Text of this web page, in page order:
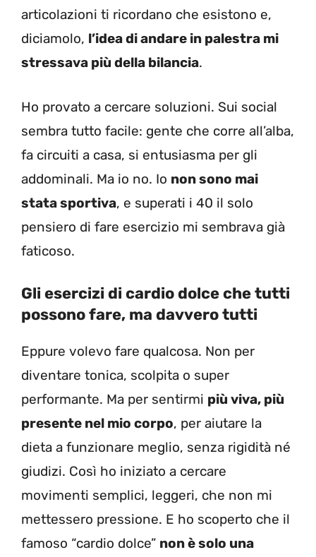
articolazioni ti ricordano che esistono e,
diciamolo, l’idea di andare in palestra mi
stressava più della bilancia.
Ho provato a cercare soluzioni. Sui social
sembra tutto facile: gente che corre all’alba,
fa circuiti a casa, si entusiasma per gli
addominali. Ma io no. Io non sono mai
stata sportiva, e superati i 40 il solo
pensiero di fare esercizio mi sembrava già
faticoso.
Gli esercizi di cardio dolce che tutti
possono fare, ma davvero tutti
Eppure volevo fare qualcosa. Non per
diventare tonica, scolpita o super
performante. Ma per sentirmi più viva, più
presente nel mio corpo, per aiutare la
dieta a funzionare meglio, senza rigidità né
giudizi. Così ho iniziato a cercare
movimenti semplici, leggeri, che non mi
mettessero pressione. E ho scoperto che il
famoso “cardio dolce” non è solo una